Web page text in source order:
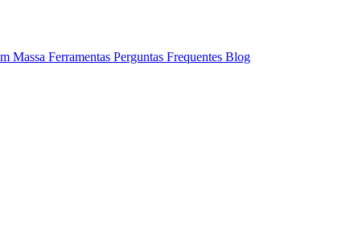
Massa Ferramentas Perguntas Frequentes Blog